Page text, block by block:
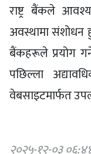
राष्ट्र बैंकले
अवस्थामा संशोधन
बैंकहरूले प्रयोग
पछिल्ला
वेबसाइटमार्फत
२०२५-१२-०३